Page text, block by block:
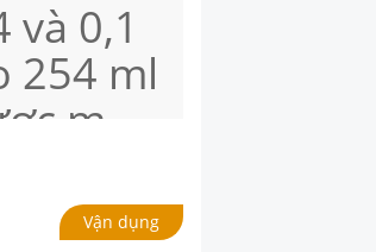
0,1
254 ml
m
Vận dụng